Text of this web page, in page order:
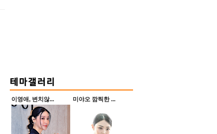
이영애, 변치않... 미야오 깜찍한 ...